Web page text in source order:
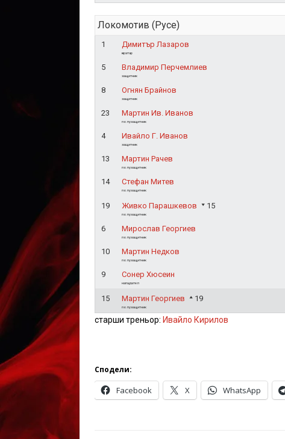
Локомотив (Русе)
1 Димитър Лазаров
вратар
5 Владимир Перчемлиев
защитник
8 Огнян Брайнов
защитник
23 Мартин Ив. Иванов
полузащитник
4 Ивайло Г. Иванов
защитник
13 Мартин Рачев
полузащитник
14 Стефан Митев
полузащитник
19 Живко Парашкевов 15
полузащитник
6 Мирослав Георгиев
полузащитник
10 Мартин Недков
полузащитник
9 Сонер Хюсеин
нападател
15 Мартин Георгиев 19
полузащитник
старши треньор: Ивайло Кирилов
Сподели:
Facebook X WhatsApp